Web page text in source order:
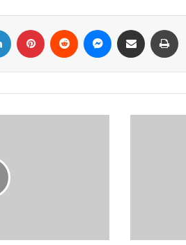
LinkedIn Pinterest Reddit Messenger
Share via Email